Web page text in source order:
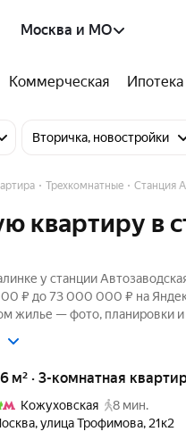
Москва и МО
Коммерческая Ипотека
Вторичка, новостройки
Трехкомнатные Станция
квартиру в
у станции
₽ до 73 000 000 ₽ на
жилье — фото, планировки и
66 м² · 3-комнатная
Кожуховская
8 мин.
,улица Трофимова, 21к2